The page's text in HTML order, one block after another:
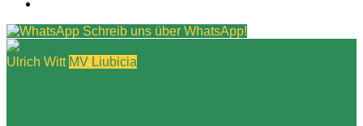
Schreib uns über WhatsApp!
Ulrich Witt MV Liubicia